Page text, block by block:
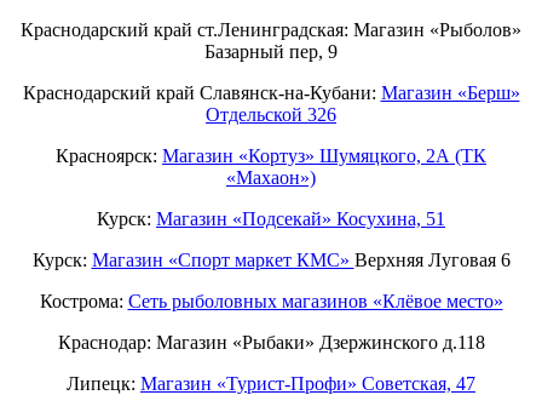
Краснодарский край ст.Ленинградская: Магазин «Рыболов»
Базарный пер, 9
Краснодарский край Славянск-на-Кубани: Магазин «Берш»
Отдельской 326
Красноярск: Магазин «Кортуз» Шумяцкого, 2А (ТК
«Махаон»)
Курск: Магазин «Подсекай» Косухина, 51
Курск: Магазин «Спорт маркет КМС» Верхняя Луговая 6
Кострома: Сеть рыболовных магазинов «Клёвое место»
Краснодар: Магазин «Рыбаки» Дзержинского д.118
Липецк: Магазин «Турист-Профи» Советская, 47